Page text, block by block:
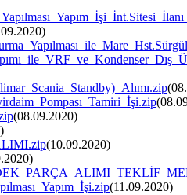
(08.09.2020)
(10.09.2020)
(11.09.2020)